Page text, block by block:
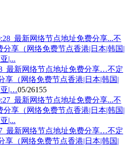
最新网络节点地址免费分享…不定
（网络免费节点香港|日本|韩国|
亚|…05/26155
最新网络节点地址免费分享…不定
（网络免费节点香港|日本|韩国|